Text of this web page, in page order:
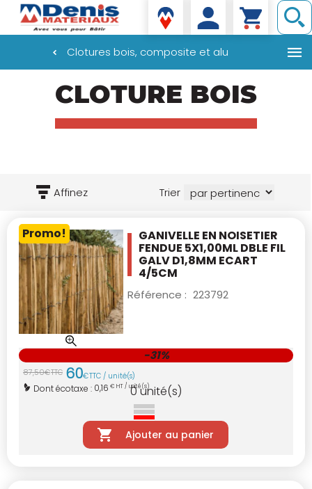
Denis matériaux
Clotures bois, composite et alu
CLOTURE BOIS
Affinez Trier
Promo! GANIVELLE EN NOISETIER
FENDUE 5X1,00MLDBLE FIL
GALV D1,8MM ECART
4/5CM
Référence : 223792
87,50€TTC 60€TTC / unité(s)
Dont écotaxe : 0,16 € HT / unité(s)
-31%
0unité(s)
Ajouter au panier